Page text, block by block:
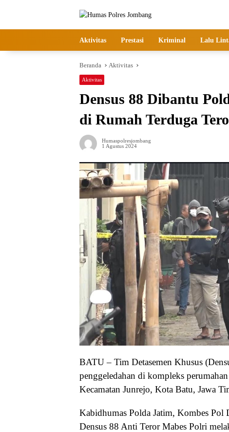
Aktivitas Prestasi Kriminal Lalu
Beranda Aktivitas
Aktivitas
Densus 88 Dibantu
di Rumah Terduga
Humaspolresjombang
1 Agustus 2024
BATU – Tim Detasemen Khusus
penggeledahan di kompleks
Kecamatan Junrejo, Kota Batu, Jawa
Kabidhumas Polda Jatim, Kombes Pol
Densus 88 Anti Teror Mabes Polri